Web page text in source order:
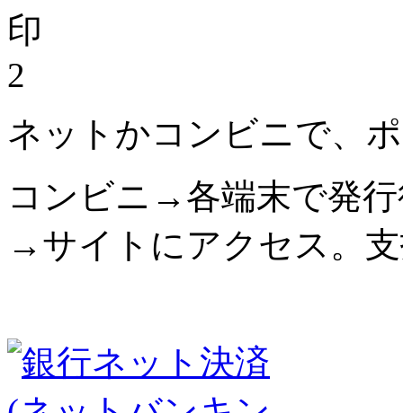
2
ネットかコンビニで、
コンビニ→各端末で発
→サイトにアクセス。